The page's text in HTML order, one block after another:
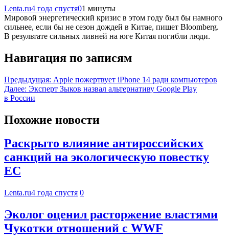
Lenta.ru4 года спустя01 минуты
Мировой энергетический кризис в этом году был бы намного
сильнее, если бы не сезон дождей в Китае, пишет Bloomberg.
В результате сильных ливней на юге Китая погибли люди.
Навигация по записям
Предыдущая: Apple пожертвует iPhone 14 ради компьютеров
Далее: Эксперт Зыков назвал альтернативу Google Play
в России
Похожие новости
Раскрыто влияние антироссийских
санкций на экологическую повестку
ЕС
Lenta.ru4 года спустя 0
Эколог оценил расторжение властями
Чукотки отношений с WWF